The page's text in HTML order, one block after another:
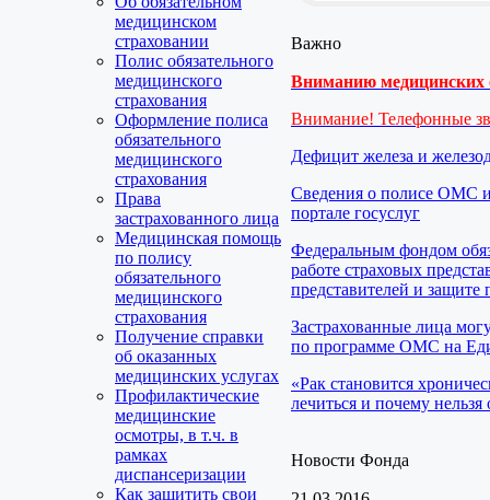
медицинском
страховании
Полис обязательного
медицинского
страхования
Оформление полиса
обязательного
медицинского
страхования
Права
застрахованного лица
Медицинская помощь
по полису
обязательного
медицинского
страхования
Получение справки
об оказанных
медицинских услугах
Профилактические
медицинские
осмотры, в т.ч. в
рамках
диспансеризации
Как защитить свои
Важно
Вниманию медицинских
Внимание! Телефонные
Дефицит железа и
Сведения о полисе ОМС
портале госуслуг
Федеральным фондом
работе страховых
представителей и защите
Застрахованные лица
по программе ОМС на
«Рак становится
лечиться и почему нельзя
Новости Фонда